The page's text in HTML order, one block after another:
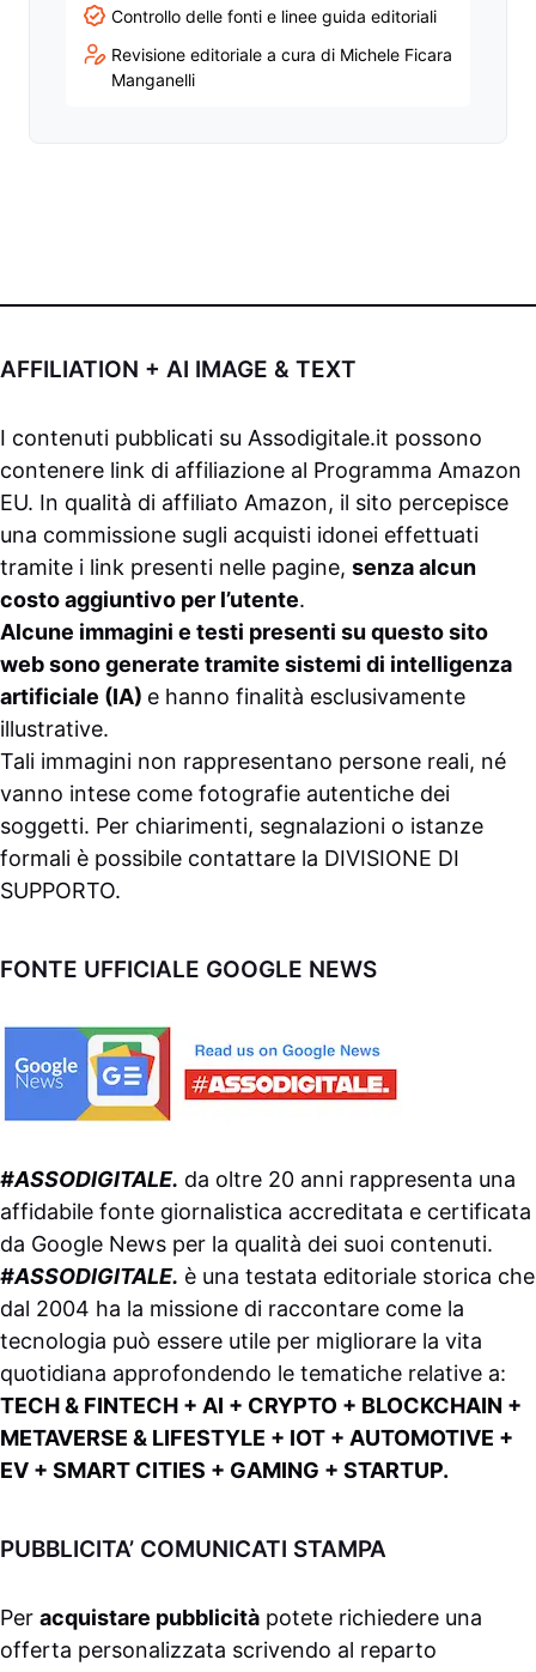
Controllo delle fonti e linee guida editoriali
Revisione editoriale a cura di Michele Ficara
Manganelli
AFFILIATION + AI IMAGE & TEXT
I contenuti pubblicati su Assodigitale.it possono
contenere link di affiliazione al Programma Amazon
EU. In qualità di affiliato Amazon, il sito percepisce
una commissione sugli acquisti idonei effettuati
tramite i link presenti nelle pagine, senza alcun
costo aggiuntivo per l’utente.
Alcune immagini e testi presenti su questo sito
web sono generate tramite sistemi di intelligenza
artificiale (IA) e hanno finalità esclusivamente
illustrative.
Tali immagini non rappresentano persone reali, né
vanno intese come fotografie autentiche dei
soggetti. Per chiarimenti, segnalazioni o istanze
formali è possibile contattare la DIVISIONE DI
SUPPORTO.
FONTE UFFICIALE GOOGLE NEWS
#ASSODIGITALE. da oltre 20 anni rappresenta una
affidabile fonte giornalistica accreditata e certificata
da Google News per la qualità dei suoi contenuti.
#ASSODIGITALE. è una testata editoriale storica che
dal 2004 ha la missione di raccontare come la
tecnologia può essere utile per migliorare la vita
quotidiana approfondendo le tematiche relative a:
TECH & FINTECH + AI + CRYPTO + BLOCKCHAIN +
METAVERSE & LIFESTYLE + IOT + AUTOMOTIVE +
EV + SMART CITIES + GAMING + STARTUP.
PUBBLICITA’ COMUNICATI STAMPA
Per acquistare pubblicità potete richiedere una
offerta personalizzata scrivendo al reparto